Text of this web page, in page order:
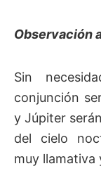
Observación
Sin
conjunción
y Júpiter
del cielo
muy llamativa